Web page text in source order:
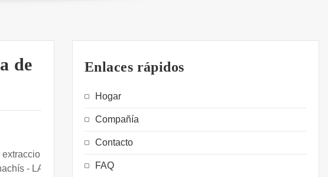
de
- LA
Enlaces rápidos
Hogar
Compañía
Contacto
FAQ